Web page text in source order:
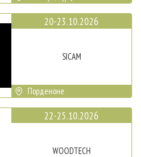
20-23.10.2026
SICAM
Порденоне
22-25.10.2026
WOODTECH